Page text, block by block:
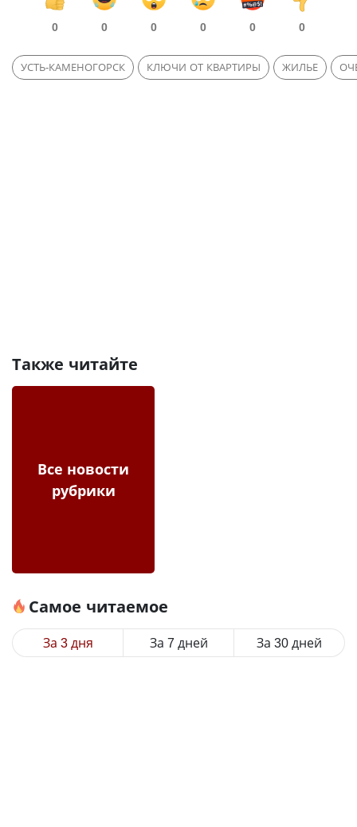
0 0 0 0 0 0
УСТЬ-КАМЕНОГОРСК КЛЮЧИ ОТ КВАРТИРЫ ЖИЛЬЕ
Также читайте
Все новости
рубрики
Самое читаемое
За 3 дня За 7 дней За 30 дней